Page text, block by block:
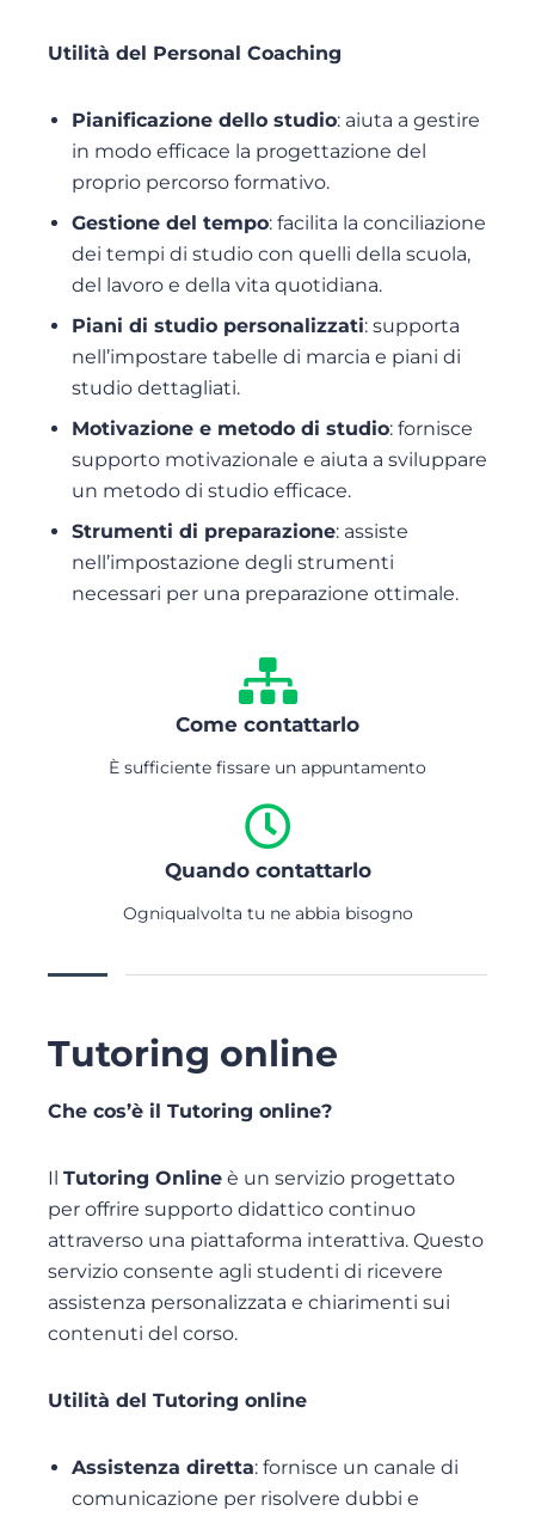
Utilità del Personal Coaching
Pianificazione dello studio: aiuta a gestire
in modo efficace la progettazione del
proprio percorso formativo.
Gestione del tempo: facilita la conciliazione
dei tempi di studio con quelli della scuola,
del lavoro e della vita quotidiana.
Piani di studio personalizzati: supporta
nell’impostare tabelle di marcia e piani di
studio dettagliati.
Motivazione e metodo di studio: fornisce
supporto motivazionale e aiuta a sviluppare
un metodo di studio efficace.
Strumenti di preparazione: assiste
nell’impostazione degli strumenti
necessari per una preparazione ottimale.
Come contattarlo
È sufficiente fissare un appuntamento
Quando contattarlo
Ogniqualvolta tu ne abbia bisogno
Tutoring online
Che cos’è il Tutoring online?
Il Tutoring Online è un servizio progettato
per offrire supporto didattico continuo
attraverso una piattaforma interattiva. Questo
servizio consente agli studenti di ricevere
assistenza personalizzata e chiarimenti sui
contenuti del corso.
Utilità del Tutoring online
Assistenza diretta: fornisce un canale di
comunicazione per risolvere dubbi e